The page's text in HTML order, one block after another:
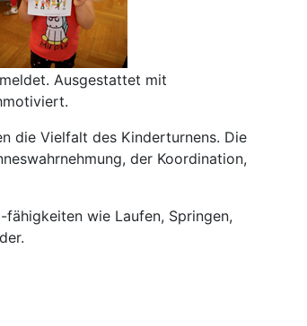
Ausgestattet mit
die Vielfalt des Kinderturnens. Die
der Koordination,
wie Laufen, Springen,